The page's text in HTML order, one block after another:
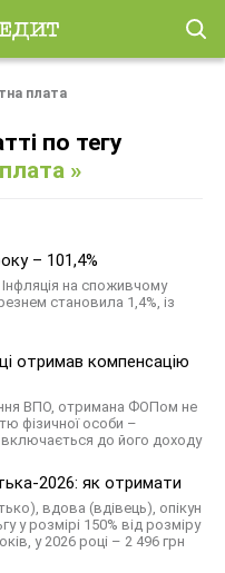
плата
по тегу
»
– 101,4%
на споживчому
становила 1,4%, із
отримав компенсацію
ВПО, отримана ФОПом не
фізичної особи –
включається до його доходу
2026: як отримати
вдова (вдівець), опікун
у розмірі 150% від розміру
у 2026 році – 2 496 грн